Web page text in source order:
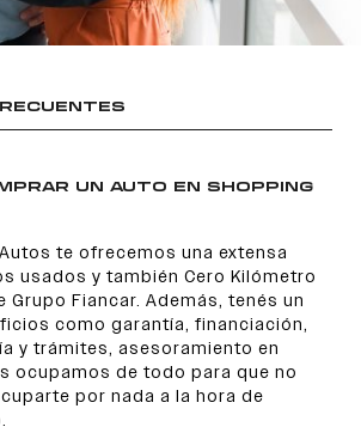
UN AUTO EN SHOPPING
te ofrecemos una extensa
usados y también Cero Kilómetro
Grupo Fiancar. Además, tenés un
como garantía, financiación,
y trámites, asesoramiento en
ocupamos de todo para que no
por nada a la hora de